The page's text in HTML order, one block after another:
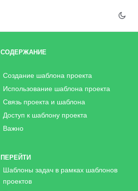
СОДЕРЖАНИЕ
Создание шаблона проекта
Использование шаблона проекта
Связь проекта и шаблона
Доступ к шаблону проекта
Важно
ПЕРЕЙТИ
Шаблоны задач в рамках шаблонов
проектов